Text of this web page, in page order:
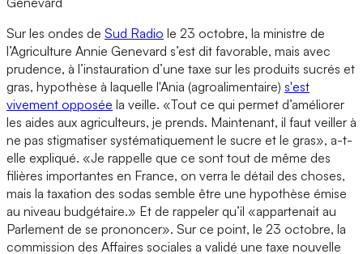
Sur les ondes de Sud Radio le 23 octobre, la ministre de
l’Agriculture Annie Genevard s’est dit favorable, mais avec
prudence, à l’instauration d’une taxe sur les produits sucrés et
gras, hypothèse à laquelle l'Ania (agroalimentaire) s'est
vivement opposée la veille. «Tout ce qui permet d’améliorer
les aides aux agriculteurs, je prends. Maintenant, il faut veiller à
ne pas stigmatiser systématiquement le sucre et le gras», a-t-
elle expliqué. «Je rappelle que ce sont tout de même des
filières importantes en France, on verra le détail des choses,
mais la taxation des sodas semble être une hypothèse émise
au niveau budgétaire.» Et de rappeler qu’il «appartenait au
Parlement de se prononcer». Sur ce point, le 23 octobre, la
commission des Affaires sociales a validé une taxe nouvelle